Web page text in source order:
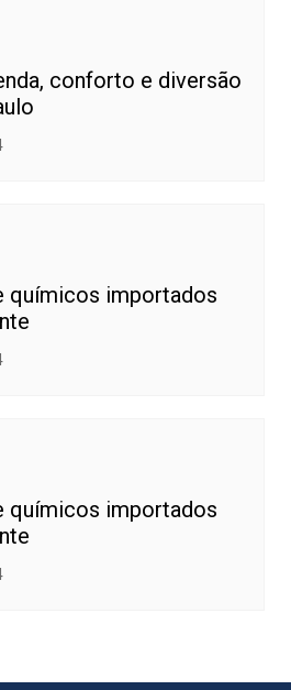
conforto e diversão
químicos importados
químicos importados